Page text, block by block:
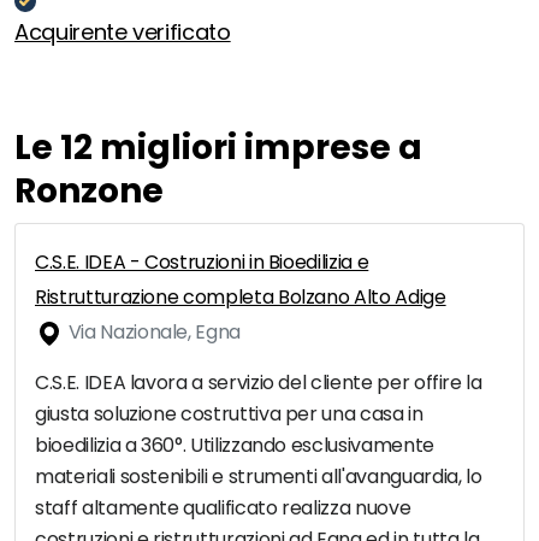
Acquirente verificato
Le 12 migliori imprese a
Ronzone
C.S.E. IDEA - Costruzioni in Bioedilizia e
Ristrutturazione completa Bolzano Alto Adige
Via Nazionale, Egna
C.S.E. IDEA lavora a servizio del cliente per offire la
giusta soluzione costruttiva per una casa in
bioedilizia a 360°. Utilizzando esclusivamente
materiali sostenibili e strumenti all'avanguardia, lo
staff altamente qualificato realizza nuove